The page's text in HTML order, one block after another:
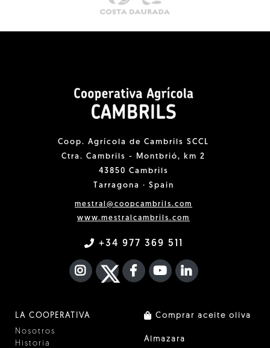
Coop. Agrícola de Cambrils SCCL
Ctra. Cambrils - Montbrió, km 2
43850 Cambrils
Tarragona · Spain
mestral@coopcambrils.com
www.mestralcambrils.com
+34 977 369 511
INSTAGRAM
TWITTER
FACEBOOK F
YOUTUBEFA LINKEDIN
LA COOPERATIVA
Nosotros
Historia
Comprar aceite oliva
Almazara